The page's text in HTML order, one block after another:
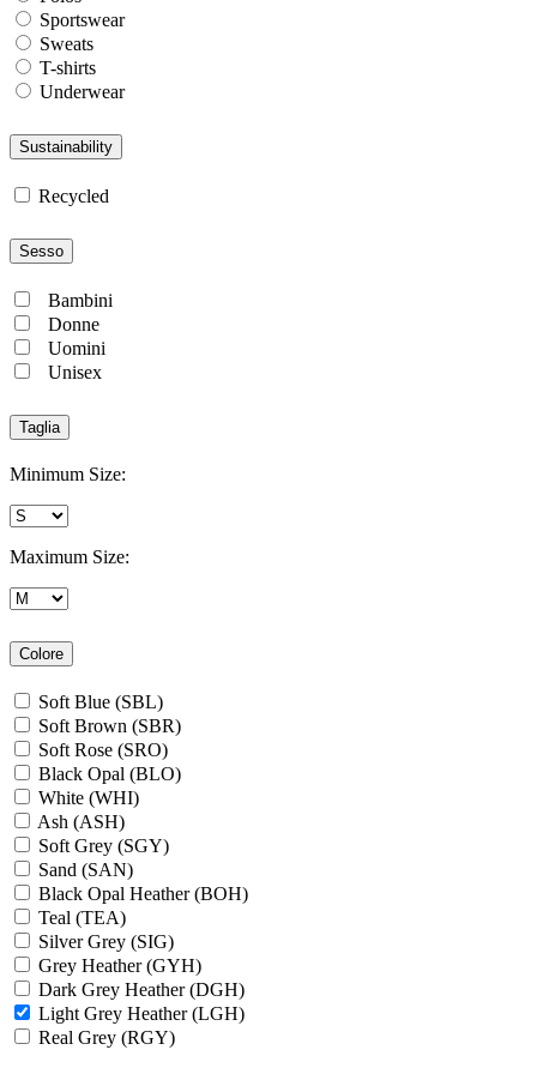
Sportswear
Sweats
T-shirts
Underwear
Sustainability
Recycled
Sesso
Bambini
Donne
Uomini
Unisex
Taglia
Minimum Size:
Maximum Size:
Colore
Soft Blue (SBL)
Soft Brown (SBR)
Soft Rose (SRO)
Black Opal (BLO)
White (WHI)
Ash (ASH)
Soft Grey (SGY)
Sand (SAN)
Black Opal Heather (BOH)
Teal (TEA)
Silver Grey (SIG)
Grey Heather (GYH)
Dark Grey Heather (DGH)
Light Grey Heather (LGH)
Real Grey (RGY)